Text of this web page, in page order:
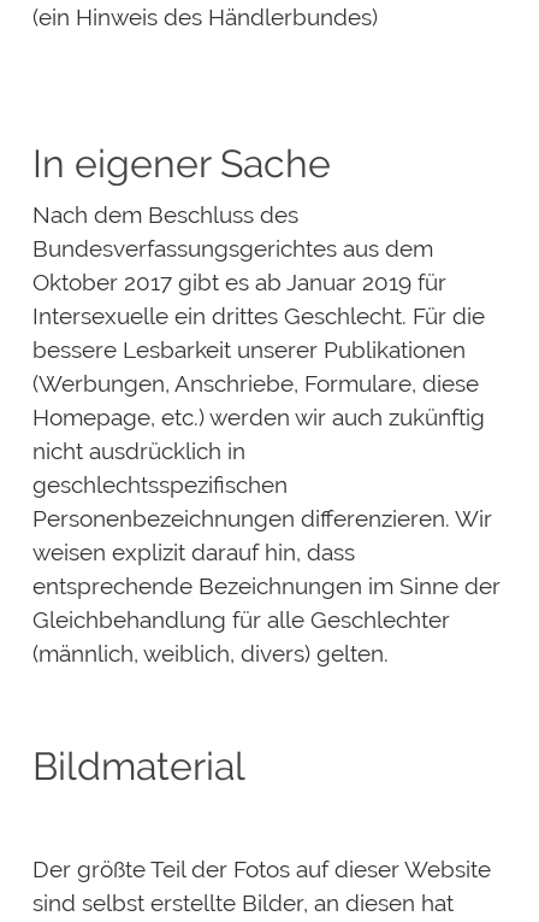
(ein Hinweis des Händlerbundes)
In eigener Sache
Nach dem Beschluss des
Bundesverfassungsgerichtes aus dem
Oktober 2017 gibt es ab Januar 2019 für
Intersexuelle ein drittes Geschlecht. Für die
bessere Lesbarkeit unserer Publikationen
(Werbungen, Anschriebe, Formulare, diese
Homepage, etc.) werden wir auch zukünftig
nicht ausdrücklich in
geschlechtsspezifischen
Personenbezeichnungen differenzieren. Wir
weisen explizit darauf hin, dass
entsprechende Bezeichnungen im Sinne der
Gleichbehandlung für alle Geschlechter
(männlich, weiblich, divers) gelten.
Bildmaterial
Der größte Teil der Fotos auf dieser Website
sind selbst erstellte Bilder, an diesen hat